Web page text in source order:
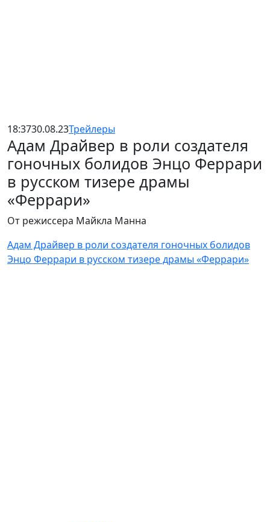
18:3730.08.23Трейлеры
Адам Драйвер в роли создателя
гоночных болидов Энцо Феррари
в русском тизере драмы
«Феррари»
От режиссера Майкла Манна
Адам Драйвер в роли создателя гоночных болидов
Энцо Феррари в русском тизере драмы «Феррари»